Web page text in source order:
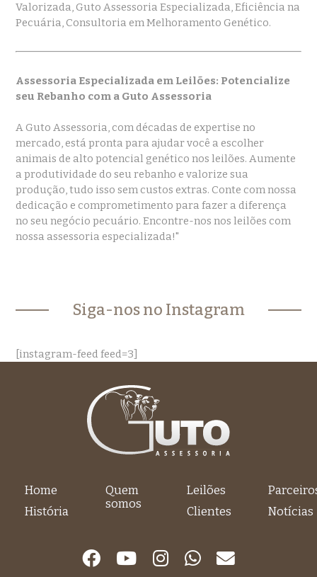
Valorizada, Guto Assessoria Especializada, Eficiência na
Pecuária, Consultoria em Melhoramento Genético.
Assessoria Especializada em Leilões: Potencialize
seu Rebanho com a Guto Assessoria
A Guto Assessoria, com décadas de expertise no
mercado, está pronta para ajudar você a escolher
animais de alto potencial genético nos leilões. Aumente
a produtividade do seu rebanho e valorize sua
produção, tudo isso sem custos extras. Conte com nossa
dedicação e comprometimento para fazer a diferença
no seu negócio pecuário. Encontre-nos nos leilões com
nossa assessoria especializada!"
Siga-nos no Instagram
[instagram-feed feed=3]
Home
História
Quem
somos
Leilões
Clientes
Notícias